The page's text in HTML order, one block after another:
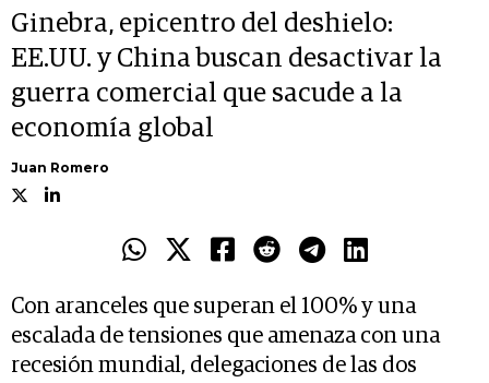
Ginebra, epicentro del deshielo:
EE.UU. y China buscan desactivar la
guerra comercial que sacude a la
economía global
Juan Romero
Con aranceles que superan el 100% y una
escalada de tensiones que amenaza con una
recesión mundial, delegaciones de las dos